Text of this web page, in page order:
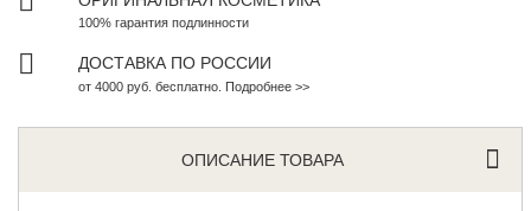
100% гарантия подлинности
ДОСТАВКА ПО РОССИИ
от 4000 руб. бесплатно. Подробнее >>
ОПИСАНИЕ ТОВАРА